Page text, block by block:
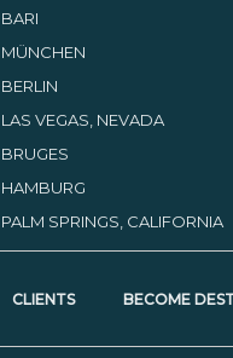
BARI
MÜNCHEN
BERLIN
LAS VEGAS, NEVADA
BRUGES
HAMBURG
PALM SPRINGS, CALIFORNIA
CLIENTS BECOME